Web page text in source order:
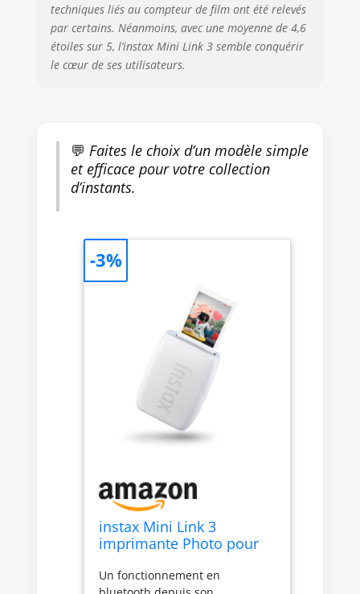
bouton d'alimentation de .
Impression directe depuis
l’appareil
techniques liés au compteur de film ont été relevés
par certains. Néanmoins, avec une moyenne de 4,6
étoiles sur 5, l’instax Mini Link 3 semble conquérir
le cœur de ses utilisateurs.
💬 Faites le choix d’un modèle simple
et efficace pour votre collection
d’instants.
instax Mini Link 3
imprimante Photo pour
Un fonctionnement en
-3%